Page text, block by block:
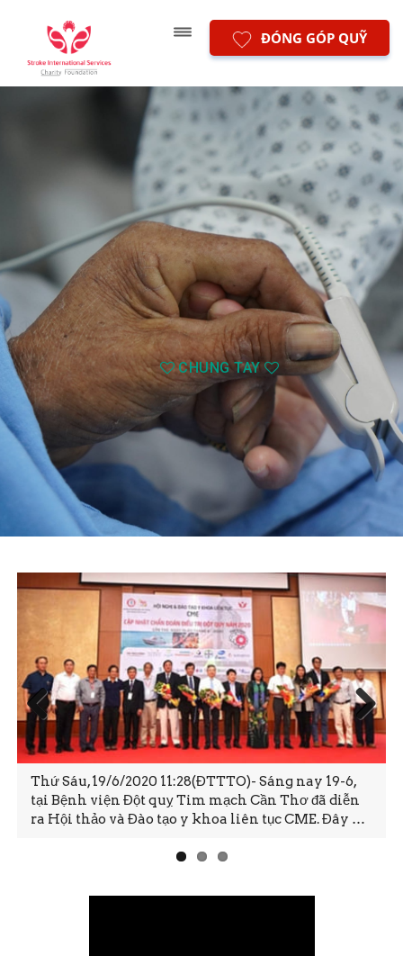
ĐÓNG GÓP QUỸ
CHUNG TAY
Thứ Sáu, 19/6/2020 11:28(ĐTTTO)- Sáng nay 19-6,
tại Bệnh viện Đột quỵ Tim mạch Cần Thơ đã diễn
ra Hội thảo và Đào tạo y khoa liên tục CME. Đây …
Prev
ious
Next